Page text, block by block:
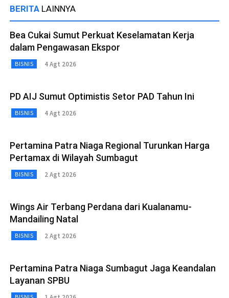
BERITA LAINNYA
Bea Cukai Sumut Perkuat Keselamatan Kerja
dalam Pengawasan Ekspor
BISNIS 4 Agt 2026
PD AIJ Sumut Optimistis Setor PAD Tahun Ini
BISNIS 4 Agt 2026
Pertamina Patra Niaga Regional Turunkan Harga
Pertamax di Wilayah Sumbagut
BISNIS 2 Agt 2026
Wings Air Terbang Perdana dari Kualanamu-
Mandailing Natal
BISNIS 2 Agt 2026
Pertamina Patra Niaga Sumbagut Jaga Keandalan
Layanan SPBU